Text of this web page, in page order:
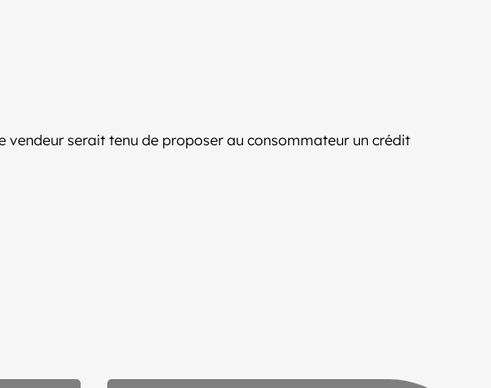
vendeur serait tenu de proposer au consommateur un crédit